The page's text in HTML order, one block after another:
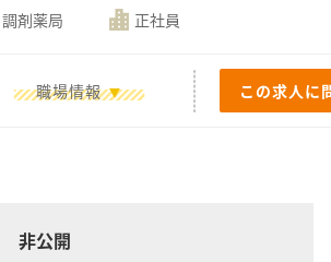
調剤薬局 正社員
職場情報 この求人に
非公開